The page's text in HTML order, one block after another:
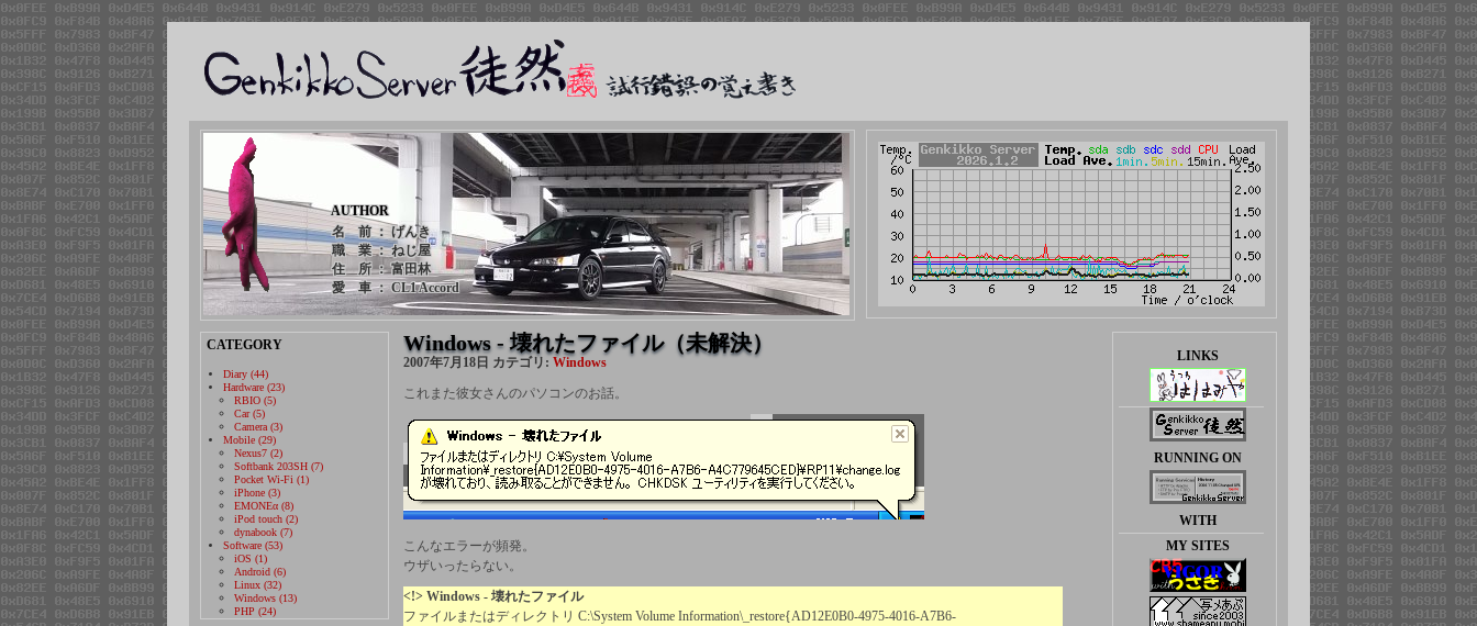
AUTHOR
名 前 ： げんき
職 業 ： ねじ屋
住 所 ： 富田林
愛 車 ： CL1 Accord
CATEGORY
Diary (44)
Hardware (23)
RBIO (5)
Car (5)
Camera (3)
Mobile (29)
Nexus7 (2)
Softbank 203SH (7)
Pocket Wi-Fi (1)
iPhone (3)
EMONEα (8)
iPod touch (2)
dynabook (7)
Software (53)
iOS (1)
Android (6)
Linux (32)
Windows (13)
PHP (24)
LINKS
RUNNING ON
WITH
MY SITES
Windows - 壊れたファイル（未解決）
2007年7月18日 カテゴリ: Windows
これまた彼女さんのパソコンのお話。
こんなエラーが頻発。
ウザいったらない。
<!> Windows - 壊れたファイル
ファイルまたはディレクトリ C:\System Volume Information\_restore{AD12E0B0-4975-4016-A7B6-